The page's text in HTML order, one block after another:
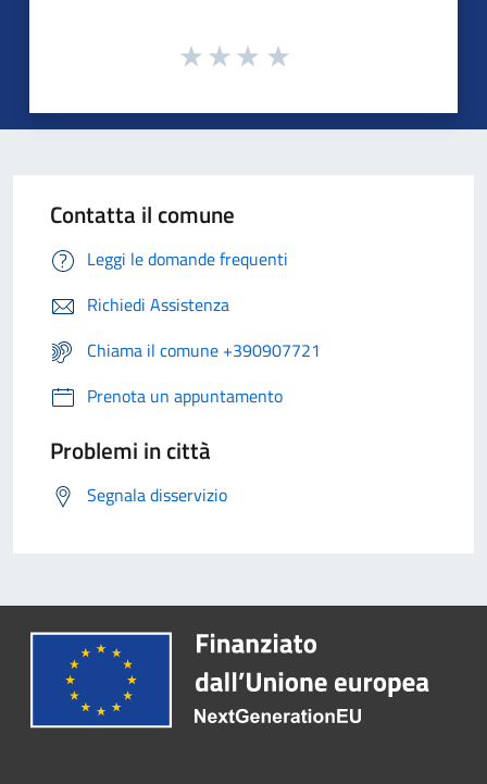
Contatta il comune
Leggi le domande frequenti
Richiedi Assistenza
Chiama il comune +390907721
Prenota un appuntamento
Problemi in città
Segnala disservizio